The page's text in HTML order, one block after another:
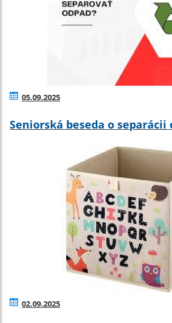
05.09.2025
Seniorská beseda o separácii
02.09.2025